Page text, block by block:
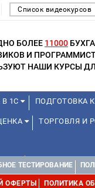
Список видеокурсов
БОЛЕЕ 11000
И
НАШИ КУРСЫ
1С ПОДГОТОВКА
ТОРГОВЛЯ И
КУРСЫ ДЛЯ
МИНИ-КУРСЫ
ТЕСТИРОВАНИЕ
ОФЕРТЫ ПОЛИТИКА